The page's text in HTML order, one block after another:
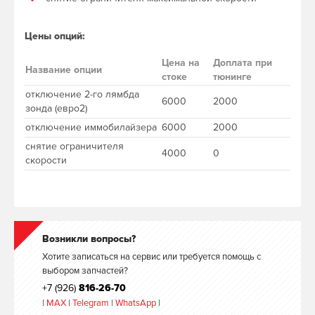
Цены опций:
Название опции
Цена на
стоке
Доплата при
тюнинге
отключение 2-го лямбда
зонда (евро2)
6000 2000
отключение иммобилайзера 6000
2000
снятие ограничителя
скорости
4000 0
Возникли вопросы?
Хотите записаться на сервис или требуется помощь с
выбором запчастей?
+7 (926) 816-26-70
| MAX | Telegram | WhatsApp |